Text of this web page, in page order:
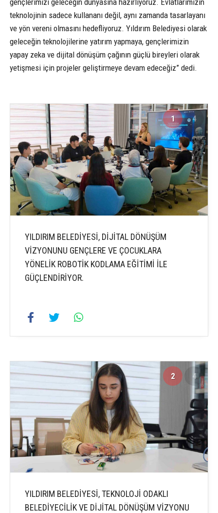
gençlerimizi geleceğin dünyasına hazırlıyoruz. Evlatlarımızın
teknolojinin sadece kullananı değil, aynı zamanda tasarlayanı
ve yön vereni olmasını hedefliyoruz. Yıldırım Belediyesi olarak
geleceğin teknolojilerine yatırım yapmaya, gençlerimizin
yapay zeka ve dijital dönüşüm çağının güçlü bireyleri olarak
yetişmesi için projeler geliştirmeye devam edeceğiz” dedi.
1 4
YILDIRIM BELEDİYESİ, DİJİTAL DÖNÜŞÜM
VİZYONUNU GENÇLERE VE ÇOCUKLARA
YÖNELİK ROBOTİK KODLAMA EĞİTİMİ İLE
GÜÇLENDİRİYOR.
2 4
YILDIRIM BELEDİYESİ, TEKNOLOJİ ODAKLI
BELEDİYECİLİK VE DİJİTAL DÖNÜŞÜM VİZYONU